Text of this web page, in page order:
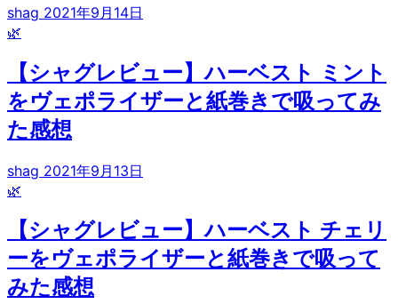
shag 2021年9月14日
🌿
【シャグレビュー】ハーベスト ミント
をヴェポライザーと紙巻きで吸ってみ
た感想
shag 2021年9月13日
🌿
【シャグレビュー】ハーベスト チェリ
ーをヴェポライザーと紙巻きで吸って
みた感想